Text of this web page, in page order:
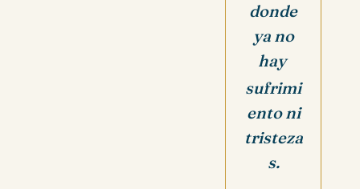
donde
ya no
hay
sufrimi
ento ni
tristeza
s.